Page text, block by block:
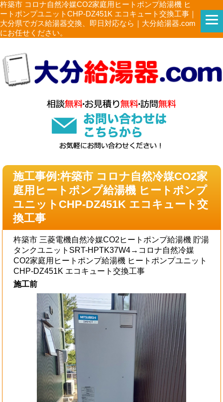
杵築市 コロナ自然冷媒CO2家庭用ヒートポンプ給湯機 ヒ
ートポンプユニットCHP-DZ451K エコキュート交換工事｜
大分県でガス給湯器交換、即日対応なら｜大分給湯器.com
にお任せください。
施工事例:杵築市 コロナ自然冷媒CO2家
庭用ヒートポンプ給湯機 ヒートポンプ
ユニットCHP-DZ451K エコキュート交
換工事
杵築市 三菱電機自然冷媒CO2ヒートポンプ給湯機 貯湯
タンクユニットSRT-HPTK37W4→コロナ自然冷媒
CO2家庭用ヒートポンプ給湯機 ヒートポンプユニット
CHP-DZ451K エコキュート交換工事
施工前